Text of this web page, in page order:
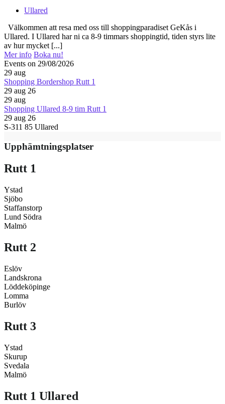
Ullared
Välkommen att resa med oss till shoppingparadiset GeKås i
Ullared. I Ullared har ni ca 8-9 timmars shoppingtid, tiden styrs lite
av hur mycket [...]
Mer info Boka nu!
Events on 29/08/2026
29 aug
Shopping Bordershop Rutt 1
29 aug 26
29 aug
Shopping Ullared 8-9 tim Rutt 1
29 aug 26
S-311 85 Ullared
Upphämtningsplatser
Rutt 1
Ystad
Sjöbo
Staffanstorp
Lund Södra
Malmö
Rutt 2
Eslöv
Landskrona
Löddeköpinge
Lomma
Burlöv
Rutt 3
Ystad
Skurup
Svedala
Malmö
Rutt 1 Ullared